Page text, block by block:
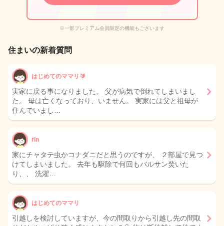
※一部プレミアム会員限定の機能もございます
住まいの新着質問
はじめてのママリ🔰
実家に戻る事になりました。 父が病気で倒れてしまいまし
た。 母は亡くなっており、いません。 実家には父と祖母が
住んでいまし…
rin
家にチャタテ虫かコナダニだと思うのですが、 ２部屋で見つ
けてしまいました。 去年も駆除で何回もバルサン焚いた
り、、 洗濯…
はじめてのママリ
引越しを検討していますが、今の間取りから引越し先の間取